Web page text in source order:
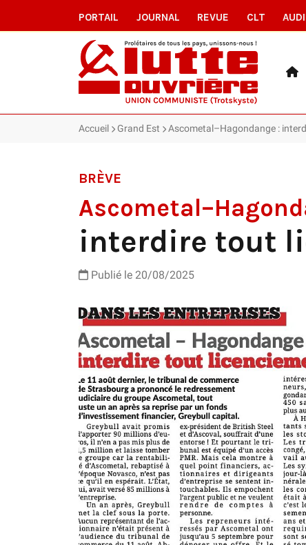
PORTAIL JOURNAL REVUE CLT
Accueil Grand Est Ascometal–Hagondange :
BRÈVE
interdire tout
Publié le 20/08/2025